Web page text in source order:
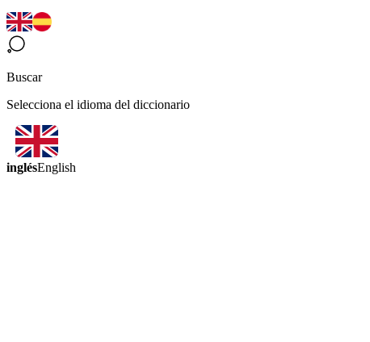
Buscar
Selecciona el idioma del diccionario
inglésEnglish